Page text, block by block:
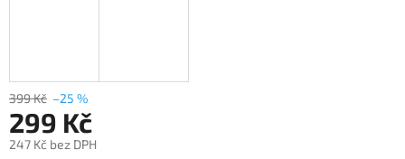
399 Kč –25 %
299 Kč
247 Kč bez DPH